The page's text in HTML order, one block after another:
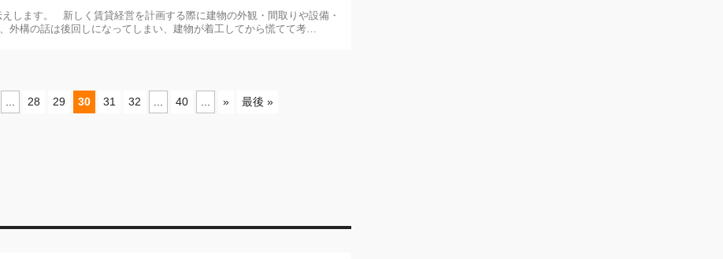
します。 新しく賃貸経営を計画する際に建物の外観・間取りや設備・
外構の話は後回しになってしまい、建物が着工してから慌てて考…
28 29 30 31 32 40 » 最後 »